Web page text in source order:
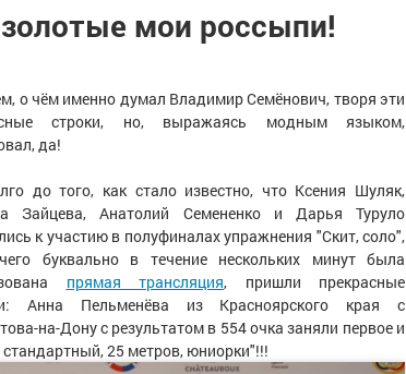
мои россыпи!
о чём именно думал Владимир Семёнович, творя эти
строки, но, выражаясь модным языком,
да!
до того, как стало известно, что Ксения Шуляк,
Зайцева, Анатолий Семененко и Дарья Туруло
к участию в полуфиналах упражнения "Скит, соло",
буквально в течение нескольких минут была
прямая трансляция, пришли прекрасные
Анна Пельменёва из Красноярского края с
на-Дону с результатом в 554 очка заняли первое и
25 метров, юниорки"!!!